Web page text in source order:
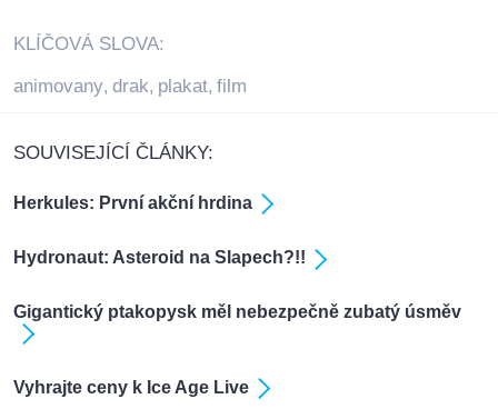
KLÍČOVÁ SLOVA:
animovany, drak, plakat, film
SOUVISEJÍCÍ ČLÁNKY:
Herkules: První akční hrdina
Hydronaut: Asteroid na Slapech?!!
Gigantický ptakopysk měl nebezpečně zubatý úsměv
Vyhrajte ceny k Ice Age Live